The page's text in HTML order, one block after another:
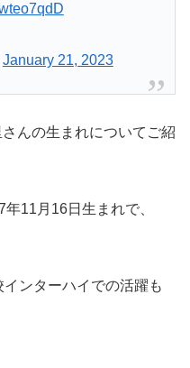
January 21, 2023
んの生まれについてご紹
11月16日生まれで、
ンターハイでの活躍も